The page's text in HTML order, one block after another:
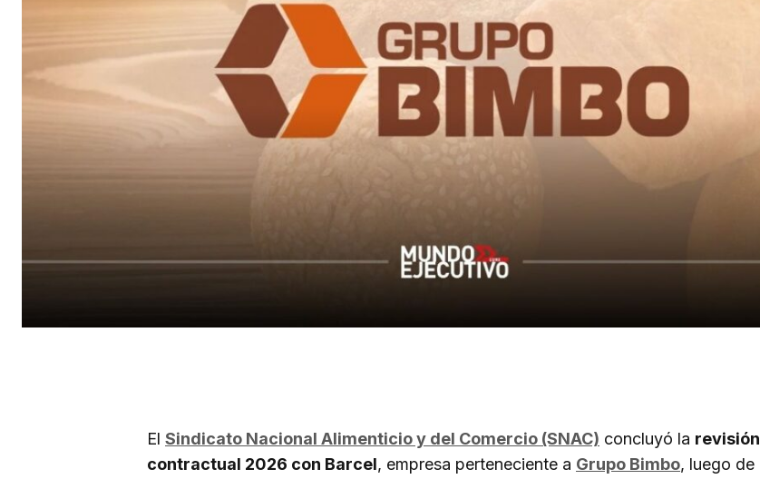
El Sindicato Nacional Alimenticio y del Comercio (SNAC) concluyó la revisión
contractual 2026 con Barcel, empresa perteneciente a Grupo Bimbo, luego de